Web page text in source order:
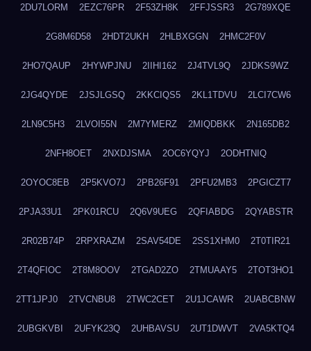
2DU7LORM 2EZC76PR 2F53ZH8K 2FFJSSR3 2G789XQE
2G8M6D58 2HDT2UKH 2HLBXGGN 2HMC2F0V
2HO7QAUP 2HYWPJNU 2IIHI162 2J4TVL9Q 2JDKS9WZ
2JG4QYDE 2JSJLGSQ 2KKCIQS5 2KL1TDVU 2LCI7CW6
2LN9C5H3 2LVOI55N 2M7YMERZ 2MIQDBKK 2N165DB2
2NFH8OET 2NXDJSMA 2OC6YQYJ 2ODHTNIQ
2OYOC8EB 2P5KVO7J 2PB26F91 2PFU2MB3 2PGICZT7
2PJA33U1 2PK01RCU 2Q6V9UEG 2QFIABDG 2QYABSTR
2R02B74P 2RPXRAZM 2SAV54DE 2SS1XHM0 2T0TIR21
2T4QFIOC 2T8M8OOV 2TGAD2ZO 2TMUAAY5 2TOT3HO1
2TT1JPJ0 2TVCNBU8 2TWC2CET 2U1JCAWR 2UABCBNW
2UBGKVBI 2UFYK23Q 2UHBAVSU 2UT1DWVT 2VA5KTQ4